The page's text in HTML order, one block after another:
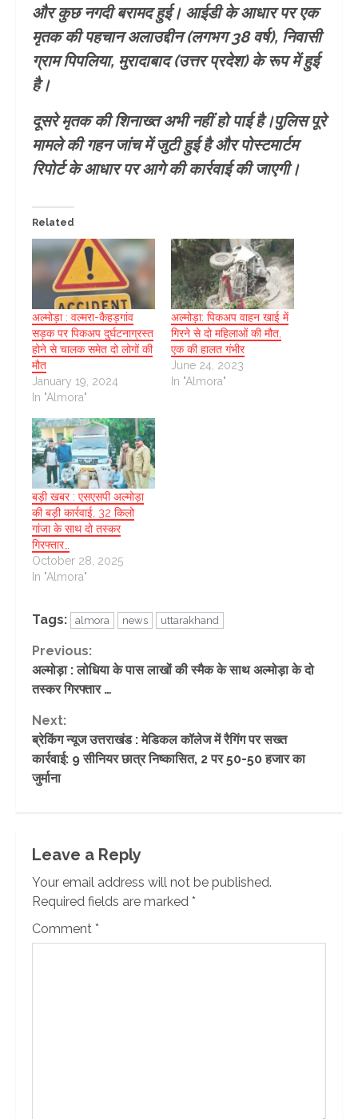
और कुछ नगदी बरामद हुई। आईडी के आधार पर एक
मृतक की पहचान अलाउद्दीन (लगभग 38 वर्ष), निवासी
ग्राम पिपलिया, मुरादाबाद (उत्तर प्रदेश) के रूप में हुई
है।
दूसरे मृतक की शिनाख्त अभी नहीं हो पाई है।पुलिस पूरे
मामले की गहन जांच में जुटी हुई है और पोस्टमार्टम
रिपोर्ट के आधार पर आगे की कार्रवाई की जाएगी।
Related
अल्मोड़ा : वल्मरा-कैहड़गांव
सड़क पर पिकअप दुर्घटनाग्रस्त
होने से चालक समेत दो लोगों की
मौत
January 19, 2024
In "Almora"
अल्मोड़ा: पिकअप वाहन खाई में
गिरने से दो महिलाओं की मौत,
एक की हालत गंभीर
June 24, 2023
In "Almora"
बड़ी खबर : एसएसपी अल्मोड़ा
की बड़ी कार्रवाई, 32 किलो
गांजा के साथ दो तस्कर
गिरफ्तार…
October 28, 2025
In "Almora"
Tags: almora news uttarakhand
Continue
Reading
Previous:
अल्मोड़ा : लोधिया के पास लाखों की स्मैक के साथ अल्मोड़ा के दो
तस्कर गिरफ्तार …
Next:
ब्रेकिंग न्यूज उत्तराखंड : मेडिकल कॉलेज में रैगिंग पर सख्त
कार्रवाई: 9 सीनियर छात्र निष्कासित, 2 पर 50-50 हजार का
जुर्माना
Leave a Reply
Your email address will not be published.
Required fields are marked *
Comment *